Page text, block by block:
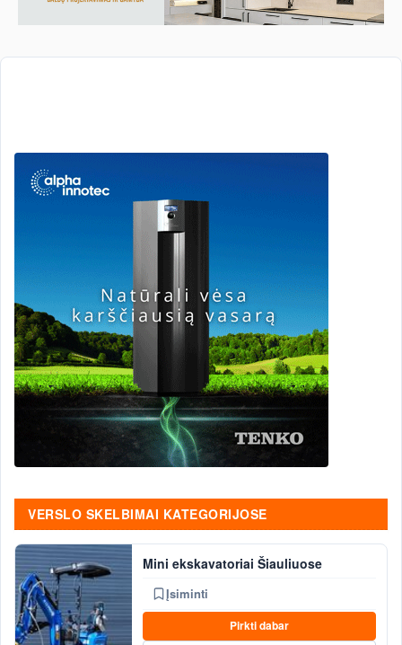
VERSLO SKELBIMAI KATEGORIJOSE
Mini ekskavatoriai Šiauliuose
Įsiminti
Pirkti dabar